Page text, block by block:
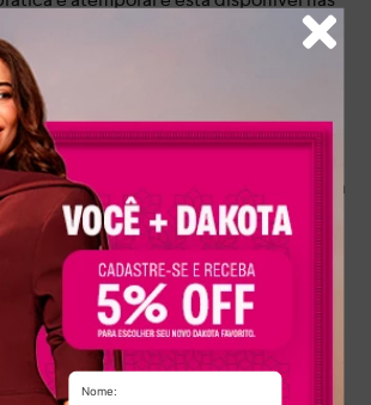
e metalizado-ouro. Com seu design
para o dia a dia e para momentos de
está na parte frontal, formada
de brilhos, juntamente com as
os pés, trazendo sofisticação e
Além disso,
a sola rasteira proporciona
caminhar. Versátil, ela pode ser
casuais, como saia jeans ou calça
estampados ou com looks mais
de alfaiataria e camisa.
a dia, lazer